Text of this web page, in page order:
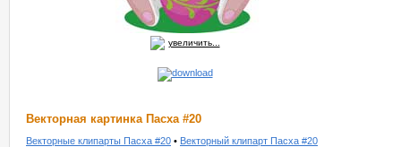
увеличить...
Векторная картинка Пасха #20
Векторные клипарты Пасха #20 • Векторный клипарт Пасха #20